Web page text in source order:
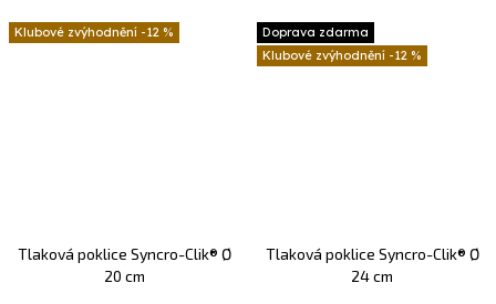
-12 %
Tlaková poklice Syncro-Clik® Ø
20 cm
Doprava zdarma
-12 %
Tlaková poklice Syncro-Clik® Ø
24 cm